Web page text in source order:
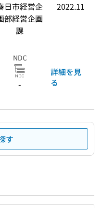
日市経営企
部経営企画
課
2022.11
NDC
-
詳細を見
る
す